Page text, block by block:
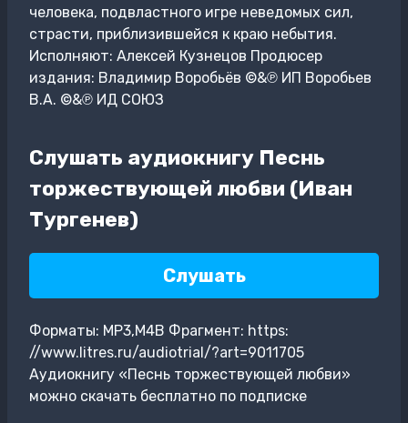
человека, подвластного игре неведомых сил,
страсти, приблизившейся к краю небытия.
Исполняют: Алексей Кузнецов Продюсер
издания: Владимир Воробьёв ©&℗ ИП Воробьев
В.А. ©&℗ ИД СОЮЗ
Слушать аудиокнигу Песнь
торжествующей любви (Иван
Тургенев)
Слушать
Форматы: MP3,M4B Фрагмент: https:
//www.litres.ru/audiotrial/?art=9011705
Аудиокнигу «Песнь торжествующей любви»
можно скачать бесплатно по подписке